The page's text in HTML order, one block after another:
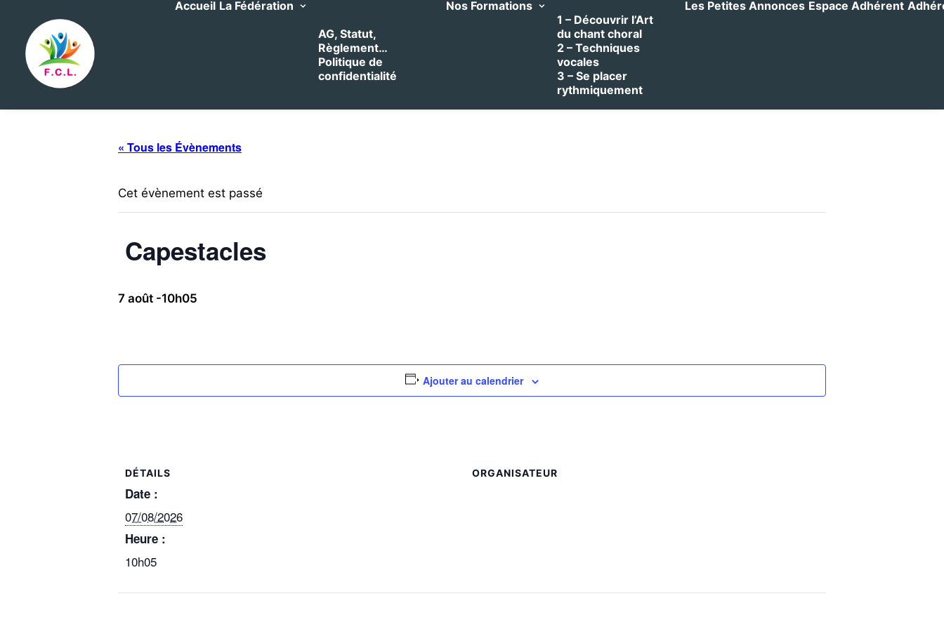
Accueil La Fédération
AG, Statut,
Règlement…
Politique de
confidentialité
Nos Formations
1 – Découvrir l’Art
du chant choral
2 – Techniques
vocales
3 – Se placer
rythmiquement
Les Petites Annonces Espace Adhérent
« Tous les Évènements
Cet évènement est passé
Capestacles
7 août -10h05
Ajouter au calendrier
DÉTAILS
Date :
07/08/2026
Heure :
10h05
ORGANISATEUR